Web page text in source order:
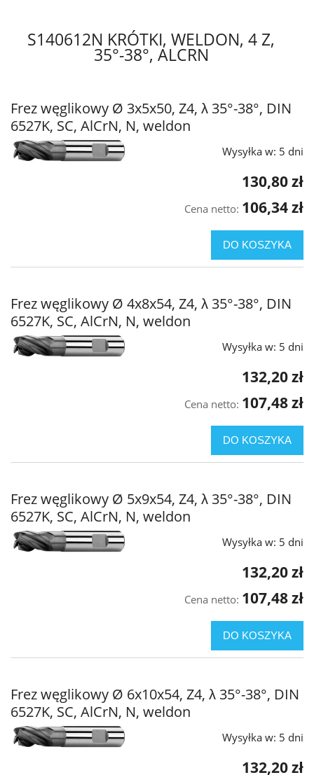
S140612N KRÓTKI, WELDON, 4 Z,
35°-38°, ALCRN
Frez węglikowy Ø 3x5x50, Z4, λ 35°-38°, DIN
6527K, SC, AlCrN, N, weldon
Wysyłka w: 5 dni
130,80 zł
Cena netto: 106,34 zł
DO KOSZYKA
Frez węglikowy Ø 4x8x54, Z4, λ 35°-38°, DIN
6527K, SC, AlCrN, N, weldon
Wysyłka w: 5 dni
132,20 zł
Cena netto: 107,48 zł
DO KOSZYKA
Frez węglikowy Ø 5x9x54, Z4, λ 35°-38°, DIN
6527K, SC, AlCrN, N, weldon
Wysyłka w: 5 dni
132,20 zł
Cena netto: 107,48 zł
DO KOSZYKA
Frez węglikowy Ø 6x10x54, Z4, λ 35°-38°, DIN
6527K, SC, AlCrN, N, weldon
Wysyłka w: 5 dni
132,20 zł